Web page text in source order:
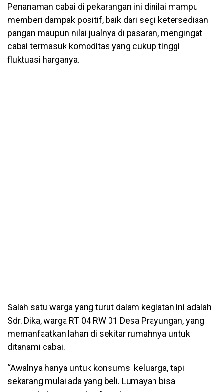
Penanaman cabai di pekarangan ini dinilai mampu
memberi dampak positif, baik dari segi ketersediaan
pangan maupun nilai jualnya di pasaran, mengingat
cabai termasuk komoditas yang cukup tinggi
fluktuasi harganya.
Salah satu warga yang turut dalam kegiatan ini adalah
Sdr. Dika, warga RT 04 RW 01 Desa Prayungan, yang
memanfaatkan lahan di sekitar rumahnya untuk
ditanami cabai.
“Awalnya hanya untuk konsumsi keluarga, tapi
sekarang mulai ada yang beli. Lumayan bisa